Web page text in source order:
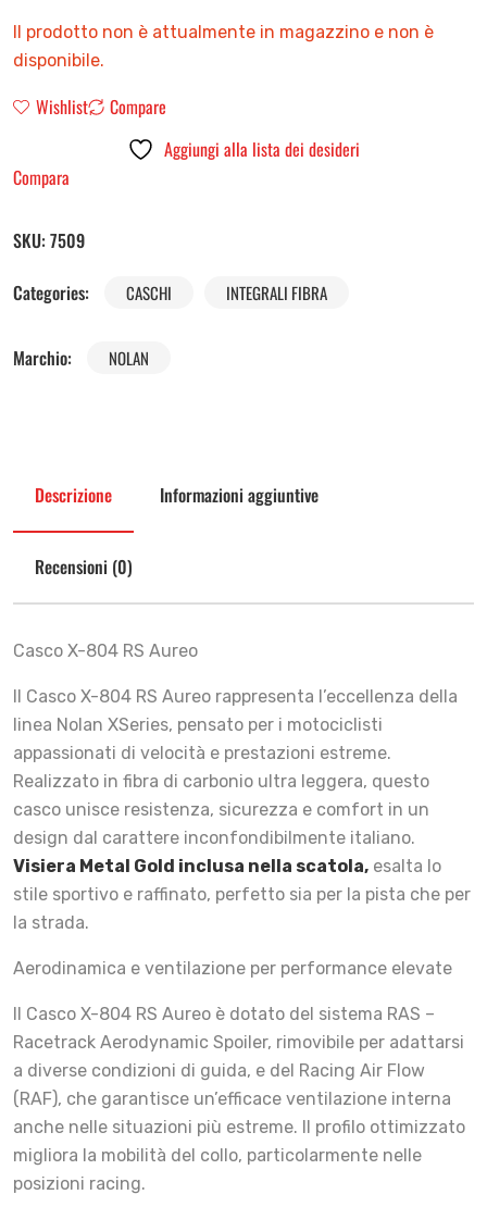
Il prodotto non è attualmente in magazzino e non è
disponibile.
Wishlist
Compare
Aggiungi alla lista dei desideri
Compara
SKU: 7509
Categories:
CASCHI INTEGRALI FIBRA
Marchio: NOLAN
Descrizione Informazioni aggiuntive
Recensioni (0)
Casco X-804 RS Aureo
Il Casco X-804 RS Aureo rappresenta l’eccellenza della
linea Nolan XSeries, pensato per i motociclisti
appassionati di velocità e prestazioni estreme.
Realizzato in fibra di carbonio ultra leggera, questo
casco unisce resistenza, sicurezza e comfort in un
design dal carattere inconfondibilmente italiano.
Visiera Metal Gold inclusa nella scatola, esalta lo
stile sportivo e raffinato, perfetto sia per la pista che per
la strada.
Aerodinamica e ventilazione per performance elevate
Il Casco X-804 RS Aureo è dotato del sistema RAS –
Racetrack Aerodynamic Spoiler, rimovibile per adattarsi
a diverse condizioni di guida, e del Racing Air Flow
(RAF), che garantisce un’efficace ventilazione interna
anche nelle situazioni più estreme. Il profilo ottimizzato
migliora la mobilità del collo, particolarmente nelle
posizioni racing.